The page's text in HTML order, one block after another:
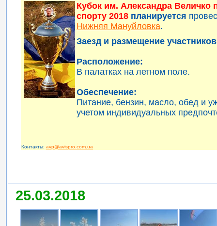
Кубок им. Александра Величко
спорту 2018 планируется
Нижняя Мануйловка.
Заезд и размещение
Расположение:
В палатках на летном поле.
Обеспечение:
Питание, бензин, масло, обед и
учетом индивидуальных
Контакты: avp@avispro.com.ua
25.03.2018